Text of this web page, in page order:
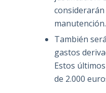
manutención.
También
gastos
Estos
de 2.000